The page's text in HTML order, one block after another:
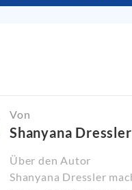
Von
Shanyana Dressler
Über den Autor
Shanyana Dressler